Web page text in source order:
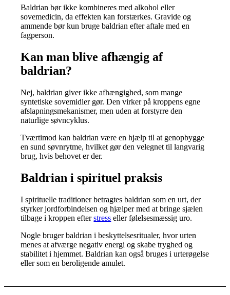
Baldrian bør ikke kombineres med alkohol eller
sovemedicin, da effekten kan forstærkes. Gravide og
ammende bør kun bruge baldrian efter aftale med en
fagperson.
Kan man blive afhængig af
baldrian?
Nej, baldrian giver ikke afhængighed, som mange
syntetiske sovemidler gør. Den virker på kroppens egne
afslapningsmekanismer, men uden at forstyrre den
naturlige søvncyklus.
Tværtimod kan baldrian være en hjælp til at genopbygge
en sund søvnrytme, hvilket gør den velegnet til langvarig
brug, hvis behovet er der.
Baldrian i spirituel praksis
I spirituelle traditioner betragtes baldrian som en urt, der
styrker jordforbindelsen og hjælper med at bringe sjælen
tilbage i kroppen efterstress eller følelsesmæssig uro.
Nogle bruger baldrian i beskyttelsesritualer, hvor urten
menes at afværge negativ energi og skabe tryghed og
stabilitet i hjemmet. Baldrian kan også bruges i urterøgelse
eller som en beroligende amulet.